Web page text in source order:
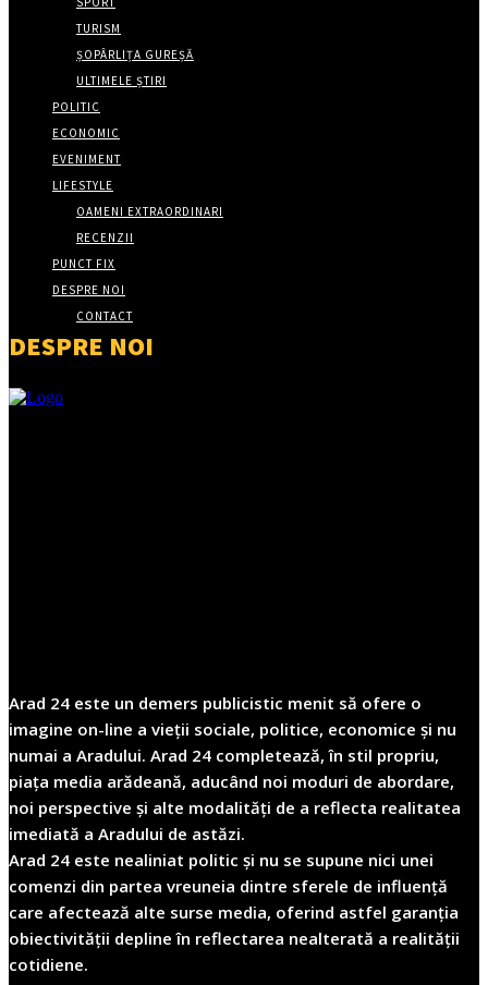
TURISM
ȘOPÂRLIȚA GUREȘĂ
ULTIMELE ȘTIRI
POLITIC
ECONOMIC
EVENIMENT
LIFESTYLE
OAMENI EXTRAORDINARI
RECENZII
PUNCT FIX
DESPRE NOI
CONTACT
DESPRE NOI
Arad 24 este un demers publicistic menit să ofere o
imagine on-line a vieții sociale, politice, economice și nu
numai a Aradului. Arad 24 completează, în stil propriu,
piața media arădeană, aducând noi moduri de abordare,
noi perspective și alte modalități de a reflecta realitatea
imediată a Aradului de astăzi.
Arad 24 este nealiniat politic și nu se supune nici unei
comenzi din partea vreuneia dintre sferele de influență
care afectează alte surse media, oferind astfel garanția
obiectivității depline în reflectarea nealterată a realității
cotidiene.